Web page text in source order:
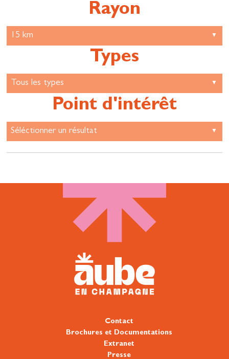
Rayon
Types
Point d'intérêt
Contact
Brochures et Documentations
Extranet
Presse